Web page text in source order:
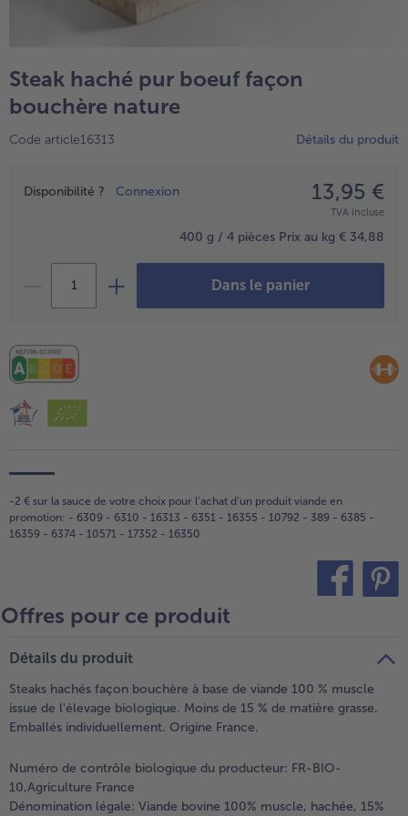
TousPlats cuisinés
Boulangerie & Pâtisserie
TousEntrées, Apéritifs & Snacks
Produits non surgelés
TousProduits non surgelés
Steak haché pur boeuf façon
bouchère nature
Code article16313 Détails du produit
Prix
Disponibilité ? Connexion 13,95 €
TVA incluse
400 g / 4 pièces Prix au kg € 34,88
Dans le panier
-2 € sur la sauce de votre choix pour l‘achat d‘un produit viande en
promotion: - 6309 - 6310 - 16313 - 6351 - 16355 - 10792 - 389 - 6385 -
16359 - 6374 - 10571 - 17352 - 16350
Offres pour ce produit
Détails du produit
Steaks hachés façon bouchère à base de viande 100 % muscle
issue de l'élevage biologique. Moins de 15 % de matière grasse.
Emballés individuellement. Origine France.
Numéro de contrôle biologique du producteur: FR-BIO-
10,Agriculture France
Dénomination légale: Viande bovine 100% muscle, hachée, 15%